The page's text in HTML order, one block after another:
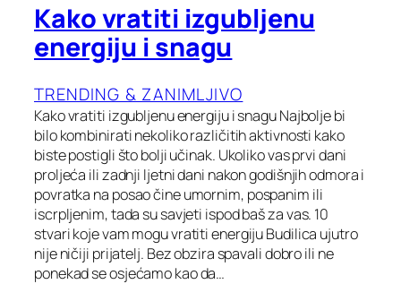
Kako vratiti izgubljenu
energiju i snagu
TRENDING & ZANIMLJIVO
Kako vratiti izgubljenu energiju i snagu Najbolje bi
bilo kombinirati nekoliko različitih aktivnosti kako
biste postigli što bolji učinak. Ukoliko vas prvi dani
proljeća ili zadnji ljetni dani nakon godišnjih odmora i
povratka na posao čine umornim, pospanim ili
iscrpljenim, tada su savjeti ispod baš za vas. 10
stvari koje vam mogu vratiti energiju Budilica ujutro
nije ničiji prijatelj. Bez obzira spavali dobro ili ne
ponekad se osjećamo kao da…